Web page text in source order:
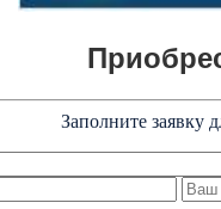
Заполните заявку